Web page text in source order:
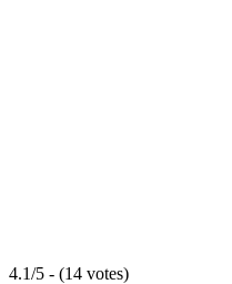
4.1/5 - (14 votes)